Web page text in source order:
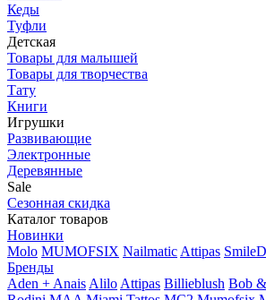
Кеды
Туфли
Детская
Товары для малышей
Товары для творчества
Тату
Книги
Игрушки
Развивающие
Электронные
Деревянные
Sale
Сезонная скидка
Каталог товаров
Новинки
Molo MUMOFSIX Nailmatic Attipas
Бренды
Aden + Anais Alilo Attipas Billieblush Bob